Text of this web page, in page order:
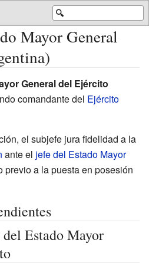
🔍
Mayor General
General del Ejército
comandantedel Ejército
el subjefe jura fidelidad a la
ante el jefe del Estado Mayor
previo a la puesta en posesión
Estado Mayor